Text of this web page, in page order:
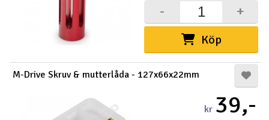
Köp
+
-
M-Drive Skruv & mutterlåda - 127x66x22mm
kr 39,-